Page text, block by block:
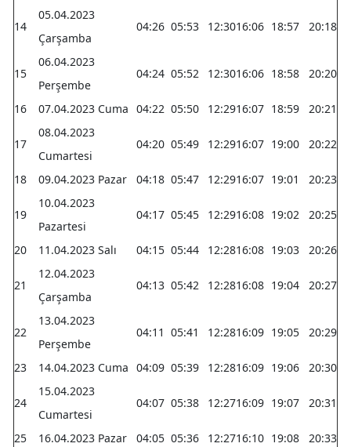
Samsun
Siirt
Sinop
Sivas
Tekirdağ
Tokat
Şanlıurfa
Uşak
Van
Yozgat
14
05.04.2023
Çarşamba
04:26 05:53 12:3016:06 18:57 20:18
15
06.04.2023
Perşembe
04:24 05:52 12:3016:06 18:58 20:20
16 07.04.2023 Cuma 04:22 05:50 12:2916:07 18:59 20:21
17
08.04.2023
Cumartesi
04:20 05:49 12:2916:07 19:00 20:22
18 09.04.2023 Pazar 04:18 05:47 12:2916:07 19:01 20:23
19
10.04.2023
Pazartesi
04:17 05:45 12:2916:08 19:02 20:25
20 11.04.2023 Salı 04:15 05:44 12:2816:08 19:03 20:26
21
12.04.2023
Çarşamba
04:13 05:42 12:2816:08 19:04 20:27
22
13.04.2023
Perşembe
04:11 05:41 12:2816:09 19:05 20:29
23 14.04.2023 Cuma 04:09 05:39 12:2816:09 19:06 20:30
24
15.04.2023
Cumartesi
04:07 05:38 12:2716:09 19:07 20:31
25 16.04.2023 Pazar 04:05 05:36 12:2716:10 19:08 20:33